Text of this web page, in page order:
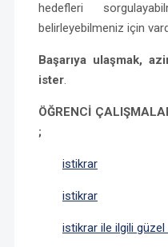
hedefleri
belirleyebilmeniz için
Başarıya ulaşmak,
ister.
ÖĞRENCİ
;
istikrar
istikrar
istikrar ile ilgili